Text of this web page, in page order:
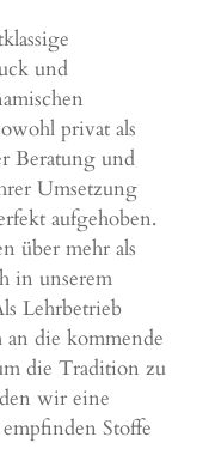
und
privat als
Beratung und
Umsetzung
aufgehoben.
über mehr als
in unserem
Lehrbetrieb
an die kommende
die Tradition zu
wir eine
Stoffe